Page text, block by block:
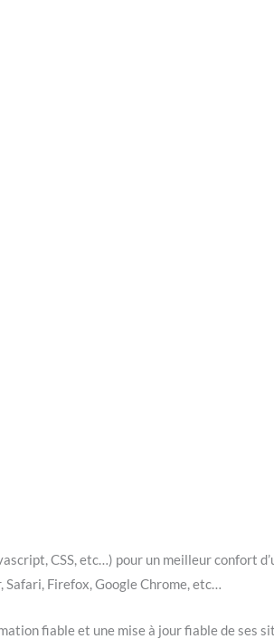
CSS, etc…) pour un meilleur confort
Firefox, Google Chrome, etc…
fiable et une mise à jour fiable de ses